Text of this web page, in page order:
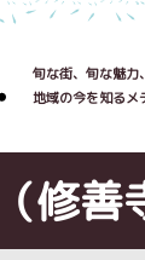
旬な街、旬な魅力、
地域の今を知るメ
修善